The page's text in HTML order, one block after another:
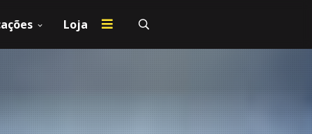
Loja